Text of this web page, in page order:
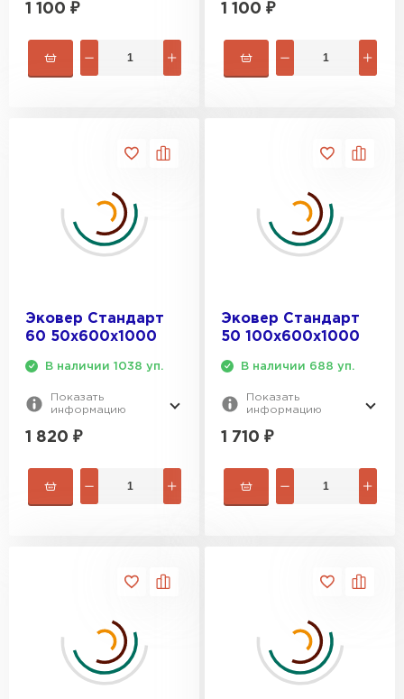
1 100 ₽ 1 100 ₽
Эковер Стандарт
60 50х600х1000
В наличии 1038 уп.
Показать
информацию
1 820 ₽
Эковер Стандарт
50 100х600х1000
В наличии 688 уп.
Показать
информацию
1 710 ₽